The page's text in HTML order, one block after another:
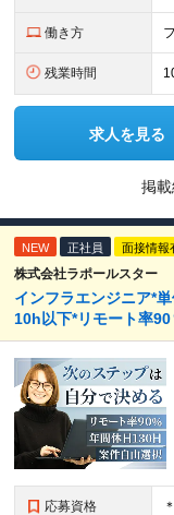
働き方
残業時間
求人を見る
掲載
NEW 正社員 面接情報
株式会社ラポールスター
インフラエンジニア*
10h以下*リモート率
応募資格